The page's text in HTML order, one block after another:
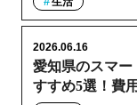
愛知県のスマ
すすめ5選！費
2026.06.16